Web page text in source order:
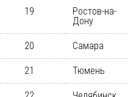
19
Ростов-на-
Дону
20 Самара
21 Тюмень